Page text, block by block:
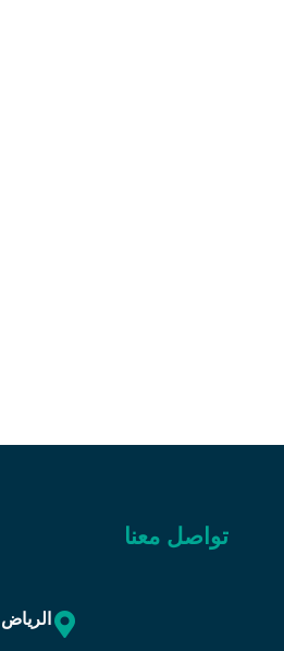
تواصل معنا